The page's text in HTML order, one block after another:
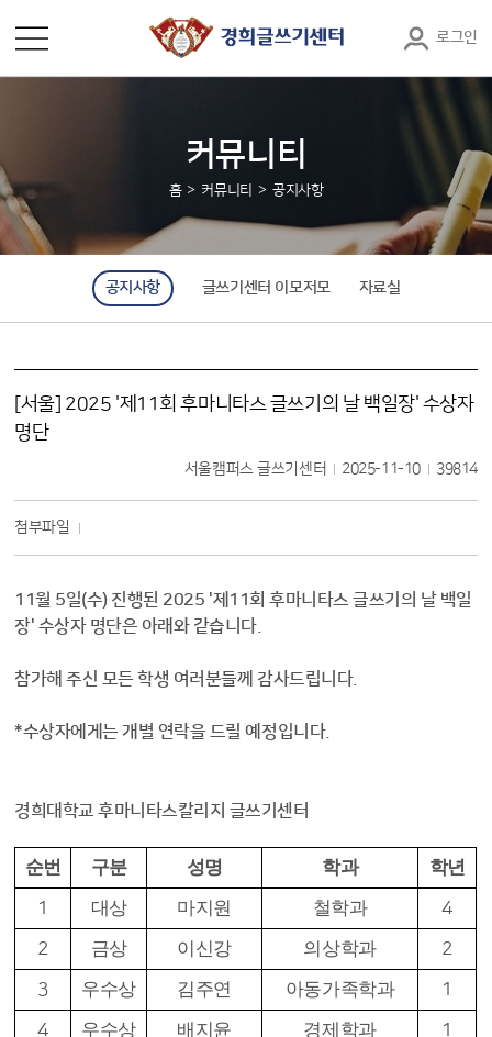
로그인
커뮤니티
홈 커뮤니티 공지사항
공지사항 글쓰기센터 이모저모 자료실
[서울] 2025 '제11회 후마니타스 글쓰기의 날 백일장' 수상자
명단
서울캠퍼스 글쓰기센터 2025-11-10 39814
첨부파일
11월 5일(수) 진행된 2025 '제11회 후마니타스 글쓰기의 날 백일
장' 수상자 명단은 아래와 같습니다.
참가해 주신 모든 학생 여러분들께 감사드립니다.
*수상자에게는 개별 연락을 드릴 예정입니다.
경희대학교 후마니타스칼리지 글쓰기센터
순번 구분 성명 학과
학년
1
대상 마지원 철학과
4
2
금상 이신강 의상학과
2
3
우수상 김주연 아동가족학과
1
4
우수상 배지윤 경제학과 1